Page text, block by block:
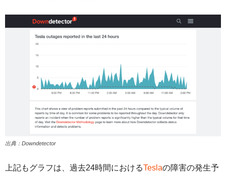
出典：Downdetector
上記もグラフは、過去24時間におけるTeslaの障害の発生予